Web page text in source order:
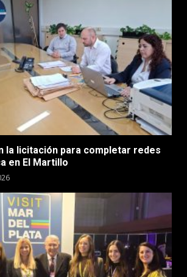
la licitación para completar redes
en El Martillo